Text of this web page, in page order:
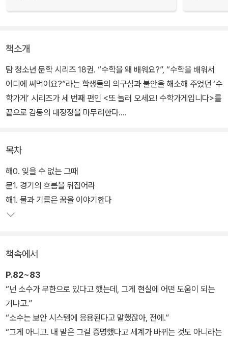
책소개
탐 청소년 문학 시리즈 18권. “수학을 왜 배워요?”, “수학을 배워서
어디에 써먹어요?”라는 학생들의 의구심과 불안을 해소해 주었던 ‘수
학가게’ 시리즈가 세 번째 편인 <또 놀러 오세요! 수학가게입니다>를
끝으로 감동의 대장정을 마무리한다.
뢰도 수학으로 해결해 왔다. 한 남학생의 사연으로부터 연애부등식을
만들어 내기도 했고, 수학과 전혀 관련이 없을 것 같은 학교 축제를 수
학을 이용해 성공적으로 개최하고, 등교 거부를 하는 친구의 마음도
수학적으로 따뜻하게 헤아렸다.
이끌어 낸다. 수학가게를 운영하며 한 뼘씩 자란 아이들처럼 우리는
살아가면서 예기치 않은 수많은 상황에 부딪히고 다양한 관계를 맺으
며 성장해 나간다. 3권에서는 그 상황과 관계를 이해하는 데 중요한
도구가 ‘수학’임을 여러 가지 에피소드를 통해 이야기한다.
목차
해0. 잊을 수 없는 그때
문1. 경기의 흐름을 뒤집어라
해1. 물과 기름은 꿈을 이야기한다
책속에서
P.82~83
“넌 소수가 무한으로 있다고 했는데, 그게 현실에 어떤 도움이 되는
거냐고.”
“소수는 보안 시스템에 응용된다고 말했잖아, 전에.”
“그게 아니고. 내 말은 그걸 증명했다고 세계가 바뀌는 것도 아니라는